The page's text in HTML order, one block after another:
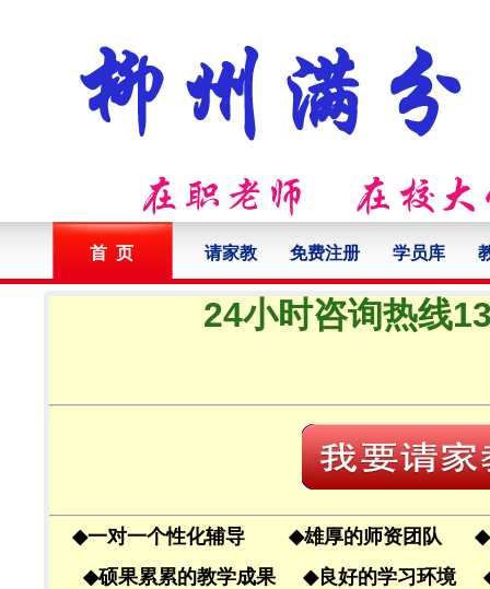
首 页 请家教 免费注册 学员库
24小时咨询热线
◆一对一个性化辅导 ◆雄厚的师资团队 ◆
◆硕果累累的教学成果 ◆良好的学习环境